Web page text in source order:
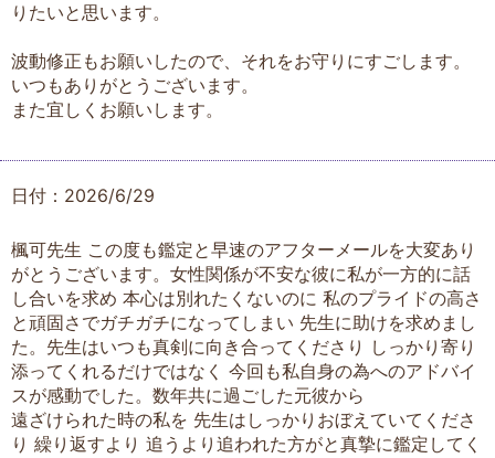
りたいと思います。
波動修正もお願いしたので、それをお守りにすごします。
いつもありがとうございます。
また宜しくお願いします。
日付：2026/6/29
楓可先生 この度も鑑定と早速のアフターメールを大変あり
がとうございます。女性関係が不安な彼に私が一方的に話
し合いを求め 本心は別れたくないのに 私のプライドの高さ
と頑固さでガチガチになってしまい 先生に助けを求めまし
た。先生はいつも真剣に向き合ってくださり しっかり寄り
添ってくれるだけではなく 今回も私自身の為へのアドバイ
スが感動でした。数年共に過ごした元彼から
遠ざけられた時の私を 先生はしっかりおぼえていてくださ
り 繰り返すより 追うより追われた方がと真摯に鑑定してく